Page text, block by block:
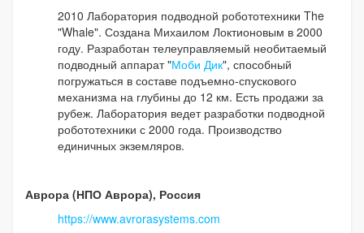
2010 Лаборатория подводной робототехники The
"Whale". Создана Михаилом Локтионовым в 2000
году. Разработан телеуправляемый необитаемый
подводный аппарат "Моби Дик", способный
погружаться в составе подъемно-спускового
механизма на глубины до 12 км. Есть продажи за
рубеж. Лаборатория ведет разработки подводной
робототехники с 2000 года. Производство
единичных экземляров.
Аврора (НПО Аврора), Россия
https://www.avrorasystems.com